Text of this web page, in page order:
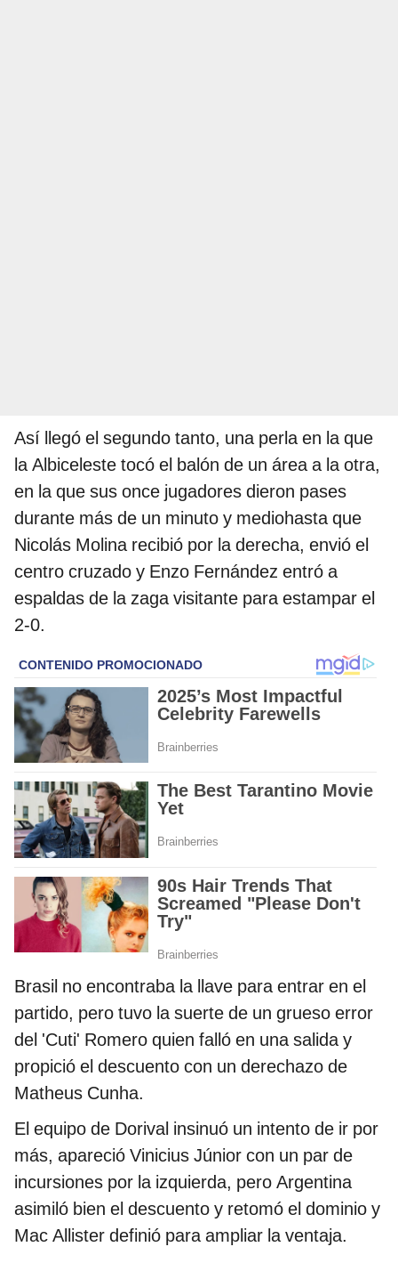
Así llegó el segundo tanto, una perla en la que
la Albiceleste tocó el balón de un área a la otra,
en la que sus once jugadores dieron pases
durante más de un minuto y mediohasta que
Nicolás Molina recibió por la derecha, envió el
centro cruzado y Enzo Fernández entró a
espaldas de la zaga visitante para estampar el
2-0.
Brasil no encontraba la llave para entrar en el
partido, pero tuvo la suerte de un grueso error
del 'Cuti' Romero quien falló en una salida y
propició el descuento con un derechazo de
Matheus Cunha.
El equipo de Dorival insinuó un intento de ir por
más, apareció Vinicius Júnior con un par de
incursiones por la izquierda, pero Argentina
asimiló bien el descuento y retomó el dominio y
Mac Allister definió para ampliar la ventaja.